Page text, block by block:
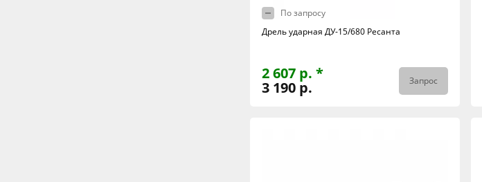
По запросу
Дрель ударная ДУ-15/680 Ресанта
2 607 р. *
3 190 р. Запрос